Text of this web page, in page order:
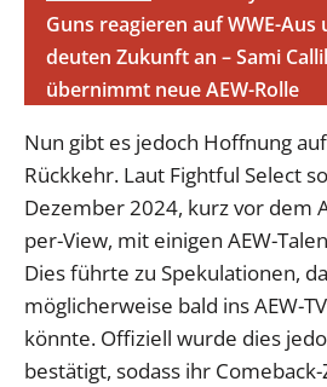
Guns reagieren auf WWE-Aus
deuten Zukunft an – Sami
übernimmt neue AEW-Rolle
Nun gibt es jedoch Hoffnung
Rückkehr. Laut Fightful Select
Dezember 2024, kurz vor dem
per-View, mit einigen AEW-
Dies führte zu Spekulationen,
möglicherweise bald ins AEW-
könnte. Offiziell wurde dies
bestätigt, sodass ihr